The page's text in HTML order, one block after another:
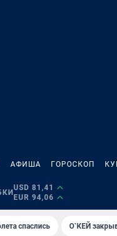
АФИША ГОРОСКОП
USD 81,41
EUR 94,06
спаслись О`КЕЙ